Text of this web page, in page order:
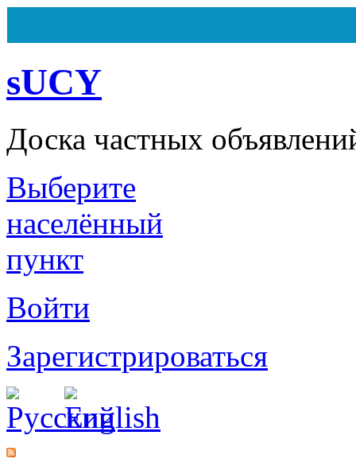
sUCY
Доска частных
Выберите
населённый
пункт
Войти
Зарегистрироваться